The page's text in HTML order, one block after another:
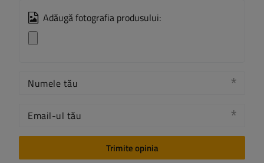
Adăugă fotografia produsului:
Numele tău
Email-ul tău
Trimite opinia